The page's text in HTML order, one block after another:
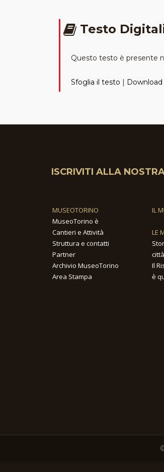
Testo
Questo testo è presente
Sfoglia il testo
ISCRIVITI ALLA
MUSEOTORINO
MuseoTorino è
Cantieri e Attività
Struttura e contatti
Partner
Archivio MuseoTorino
Area Stampa
IL
LE
città
Il
è